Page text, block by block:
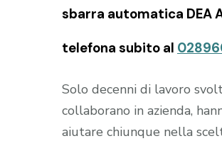
sbarra automatica DEA
telefona subito al
Solo decenni di lavoro
collaborano in azienda,
aiutare chiunque nella